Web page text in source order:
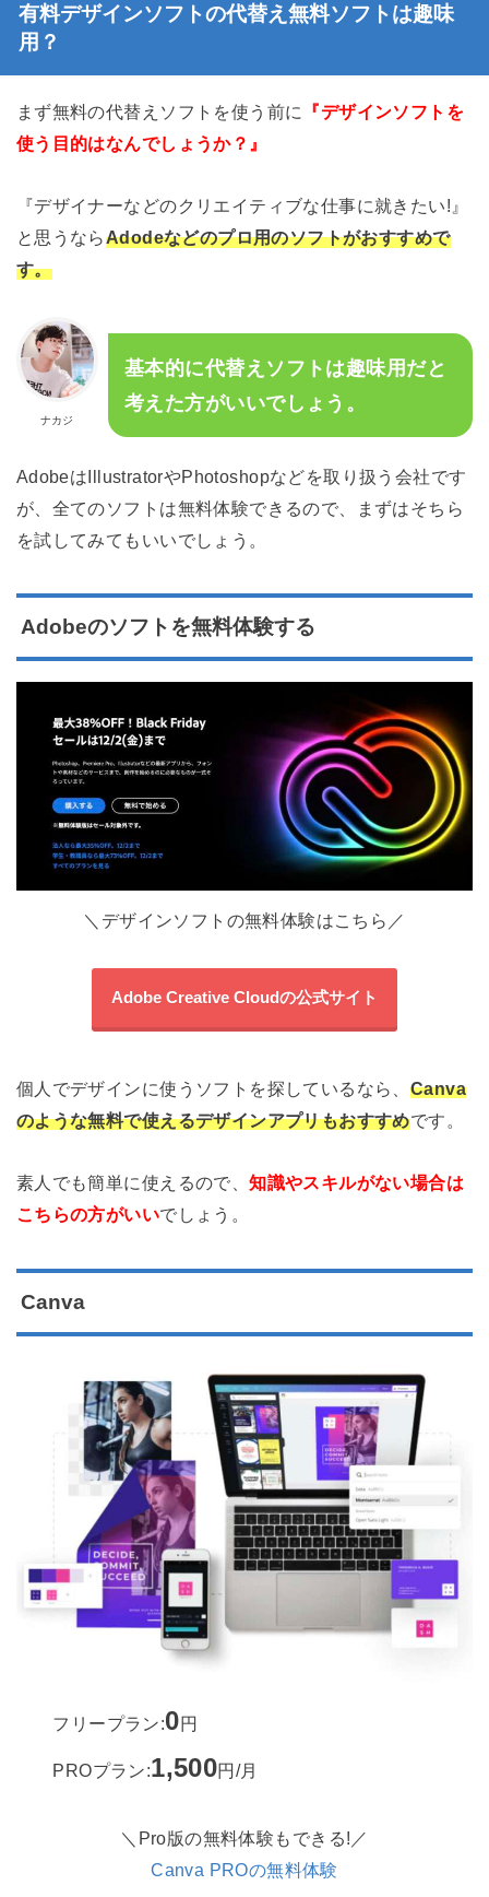
有料デザインソフトの代替え無料ソフトは趣味
用？
まず無料の代替えソフトを使う前に
『デザインソフトを
使う目的はなんでしょうか？』
『デザイナーなどのクリエイティブな仕事に就きたい!』
と思うならAdodeなどのプロ用のソフトがおすすめで
す。
ナカジ
基本的に代替えソフトは趣味用だと
考えた方がいいでしょう。
AdobeはIllustratorやPhotoshopなどを取り扱う会社です
が、全てのソフトは無料体験できるので、まずはそちら
を試してみてもいいでしょう。
Adobeのソフトを無料体験する
＼デザインソフトの無料体験はこちら／
Adobe Creative Cloudの公式サイト
個人でデザインに使うソフトを探しているなら、 Canva
のような無料で使えるデザインアプリもおすすめです。
素人でも簡単に使えるので、知識やスキルがない場合は
こちらの方がいいでしょう。
Canva
フリープラン:0円
PROプラン:1,500円/月
＼Pro版の無料体験もできる!／
Canva PROの無料体験